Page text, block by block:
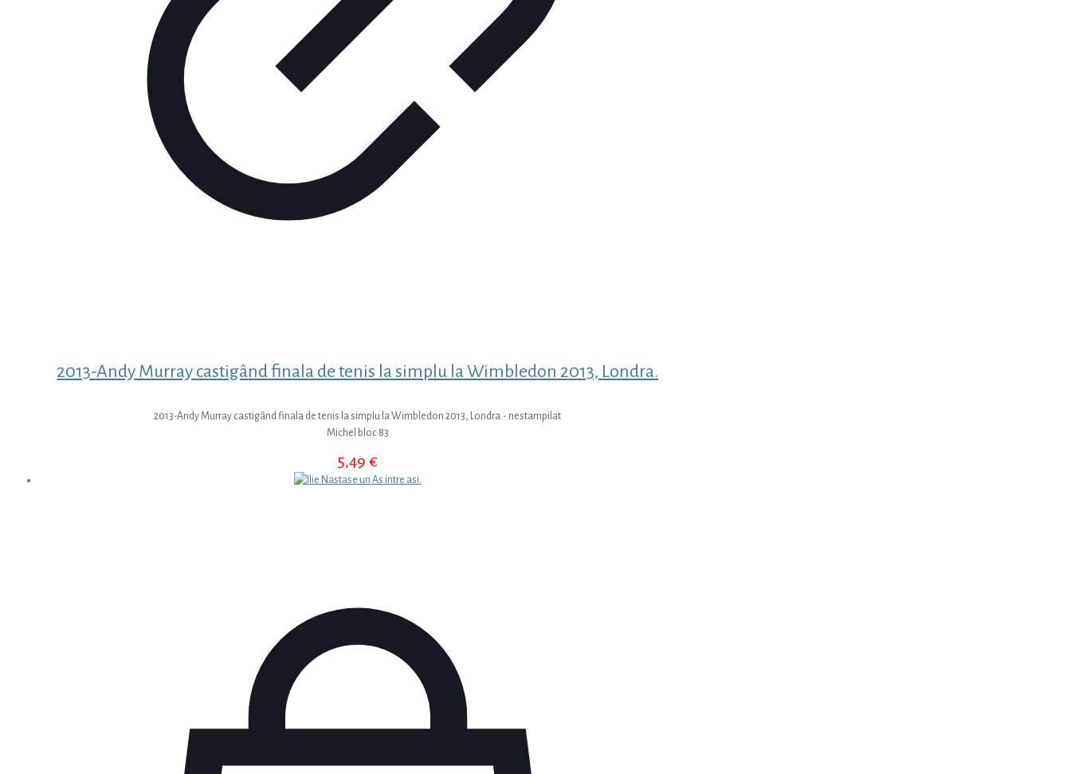
2013-Andy Murray castigând finala de tenis la simplu la Wimbledon 2013, Londra.
2013-Andy Murray castigând finala de tenis la simplu la Wimbledon 2013, Londra.- nestampilat
Michel bloc 83
5,49€